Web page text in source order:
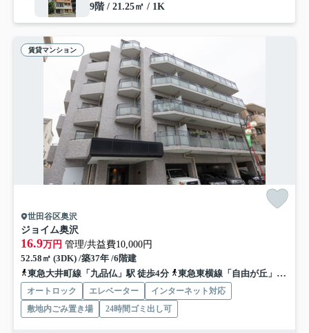
9階 / 21.25㎡ / 1K
賃貸マンション
世田谷区奥沢
ジョイム奥沢
16.9万円 管理/共益費10,000円
52.58㎡ (3DK) /築37年 /6階建
東急大井町線「九品仏」駅 徒歩4分
東急東横線「自由が丘」駅 徒歩14分
オートロック エレベーター
インターネット対応
敷地内ごみ置き場
24時間ゴミ出し可